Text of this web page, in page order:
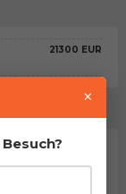
21300 EUR
sehr ähnliche
×